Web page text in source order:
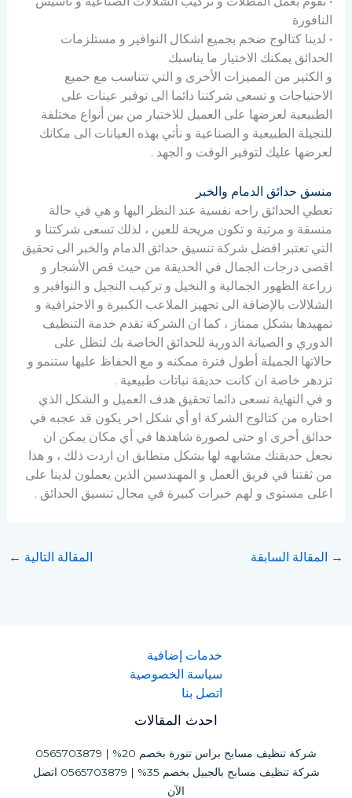
النافورة
• لدينا كتالوج ضخم بجميع اشكال النوافير و مستلزمات
الحدائق يمكنك الاختيار ما يناسبك
و الكثير من المميزات الأخرى و التي تتناسب مع جميع
الاحتياجات و تسعى شركتنا دائما الى توفير عينات على
الطبيعية لعرضها على العميل للاختيار من بين أنواع مختلفة
للنجيلة الطبيعية و الصناعية و نأتي بهذه العيانات الى مكانك
لعرضها عليك لتوفير الوقت و الجهد .
منسق حدائق الدمام والخبر
تعطي الحدائق راحه نفسية عند النظر اليها و هي في حالة
منسقة و مرتبة و تكون مريحة للعين ، لذلك تسعى شركتنا و
التي تعتبر افضل شركة تنسيق حدائق الدمام والخبر الى تحقيق
اقصى درجات الجمال في الحديقة من حيث قص الأشجار و
زراعة الظهور الجمالية و النخيل و تركيب النجيل و النوافير و
الشلالات بالإضافة الى تجهيز الملاعب الكبيرة و الاحترافية و
تمهيدها بشكل ممتاز ، كما ان الشركة تقدم خدمة التنظيف
الدوري و الصيانة الدورية للحدائق الخاصة بك لتظل على
حالاتها الجميلة أطول فترة ممكنه و مع الحفاظ عليها ستنمو و
تزدهر خاصة ان كانت حديقة نباتات طبيعية .
و في النهاية نسعى دائما تحقيق هدف العميل و الشكل الذي
اختاره من كتالوج الشركة او أي شكل اخر يكون قد عجبه في
حدائق أخرى او حتى لصورة شاهدها في أي مكان يمكن ان
نجعل حديقتك مشابهه لها بشكل متطابق ان اردت ذلك ، و هذا
من ثقتنا في فريق العمل و المهندسين الذين يعملون لدينا على
اعلى مستوى و لهم خبرات كبيرة في مجال تنسيق الحدائق .
→ المقالة السابقة المقالة التالية ←
خدمات إضافية
سياسة الخصوصية
اتصل بنا
احدث المقالات
شركة تنظيف مسابح براس تنورة بخصم 20% | 0565703879
شركة تنظيف مسابح بالجبيل بخصم 35% | 0565703879 اتصل
الآن